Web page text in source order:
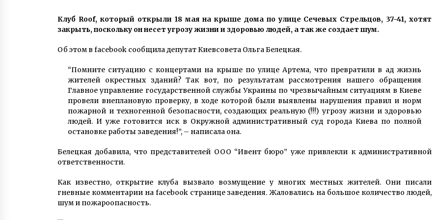
У Києві через аварії жителі 4
води
8 років ago
Аграрії створили найбільшу фігуру
балотуватиметься в мери Києва
6 років ago
На Лесном массиве сожгли
эвакуатор, который забрал
незаконные автокофейни (ФОТО)
10 років ago
Клуб Roof, который открыли 18 мая на крыше дома по улице Сечевых Стрельцов, 37-41, хотят
закрыть, поскольку он несет угрозу жизни и здоровью людей, а так же создает шум.
Об этом в facebook сообщила депутат Киевсовета Ольга Белецкая.
“Помните ситуацию с концертами на крыше по улице Артема, что превратили в ад жизнь
жителей окрестных зданий? Так вот, по результатам рассмотрения нашего обращения
Главное управление государственной службы Украины по чрезвычайным ситуациям в Киеве
провели внеплановую проверку, в ходе которой были выявлены нарушения правил и норм
пожарной и техногенной безопасности, создающих реальную (!!!) угрозу жизни и здоровью
людей. И уже готовится иск в Окружной административный суд города Киева по полной
остановке работы заведения!”, – написала она.
Белецкая добавила, что представителей ООО “Ивент бюро” уже привлекли к административной
ответственности.
Как известно, открытие клуба вызвало возмущение у многих местных жителей. Они писали
гневные комментарии на fаcebook странице заведения. Жаловались на большое количество людей,
шум и пожароопасность.